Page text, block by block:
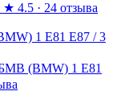
★ 4.5 · 24 отзыва
БМВ (BMW) 1 E81